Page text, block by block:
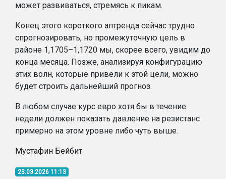
может развиваться, стремясь к пикам.
Конец этого короткого аптренда сейчас трудно
спрогнозировать, но промежуточную цель в
районе 1,1705–1,1720 мы, скорее всего, увидим до
конца месяца. Позже, анализируя конфигурацию
этих волн, которые привели к этой цели, можно
будет строить дальнейший прогноз.
В любом случае курс евро хотя бы в течение
недели должен показать давление на резистанс
примерно на этом уровне либо чуть выше.
Мустафин Бейбит
23.03.2026 11:13